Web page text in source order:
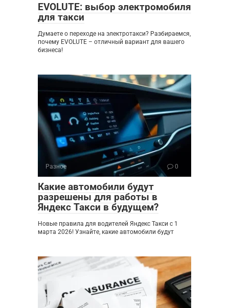
EVOLUTE: выбор электромобиля
для такси
Думаете о переходе на электротакси? Разбираемся,
почему EVOLUTE – отличный вариант для вашего
бизнеса!
Разное 0
Какие автомобили будут
разрешены для работы в
Яндекс Такси в будущем?
Новые правила для водителей Яндекс Такси с 1
марта 2026! Узнайте, какие автомобили будут